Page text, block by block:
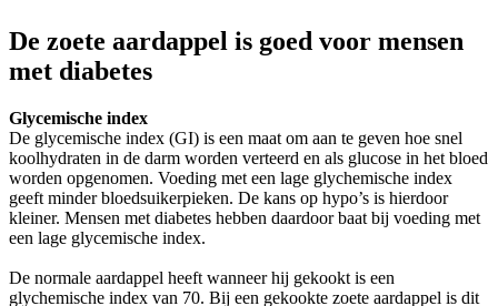
De zoete aardappel is goed voor mensen
met diabetes
Glycemische index
De glycemische index (GI) is een maat om aan te geven hoe snel
koolhydraten in de darm worden verteerd en als glucose in het bloed
worden opgenomen. Voeding met een lage glychemische index
geeft minder bloedsuikerpieken. De kans op hypo’s is hierdoor
kleiner. Mensen met diabetes hebben daardoor baat bij voeding met
een lage glycemische index.
De normale aardappel heeft wanneer hij gekookt is een
glychemische index van 70. Bij een gekookte zoete aardappel is dit